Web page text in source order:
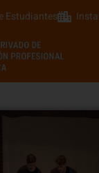
Estudiantes